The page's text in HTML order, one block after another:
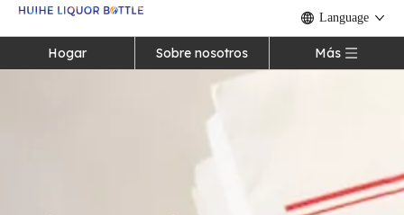
Language
Hogar Sobre nosotros Más